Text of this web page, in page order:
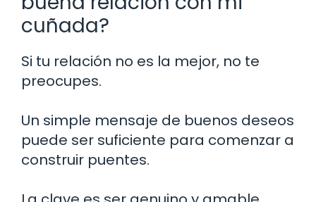
cuñada?
Si tu relación no es la mejor, no te
preocupes.
Un simple mensaje de buenos deseos
puede ser suficiente para comenzar a
construir puentes.